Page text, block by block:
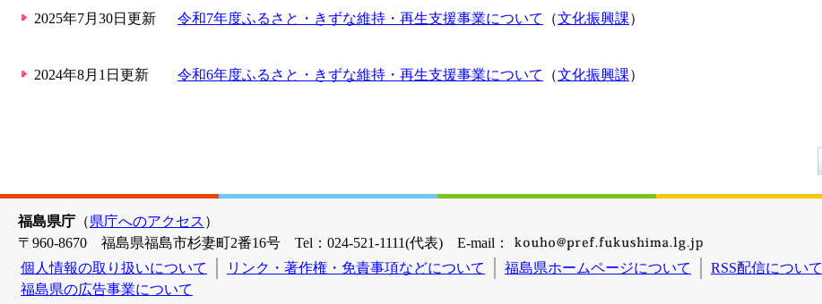
2025年7月30日更新 令和7年度ふるさと・きずな維持・再生支援事業について （文化振興課）
2024年8月1日更新 令和6年度ふるさと・きずな維持・再生支援事業について （文化振興課）
福島県庁 （県庁へのアクセス ）
〒960-8670 福島県福島市杉妻町2番16号 Tel：024-521-1111(代表) E-mail：
個人情報の取り扱いについて
リンク・著作権・免責事項などについて 福島県ホームページについて
RSS配信について
福島県の広告事業について